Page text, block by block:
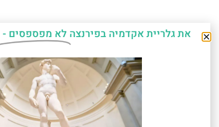
את גלריית אקדמיה בפירנצה לא מפספסים -